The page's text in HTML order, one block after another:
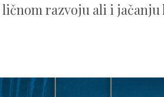
razvoju ali i